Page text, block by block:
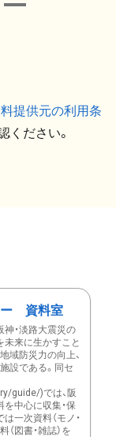
提供元の利用条
ください。
ー 資料室
神・淡路大震災の
未来に生かすこと
域防災力の向上、
設である。同セ
guide/)では、阪
を中心に収集・保
一次資料（モノ・
（図書・雑誌）を